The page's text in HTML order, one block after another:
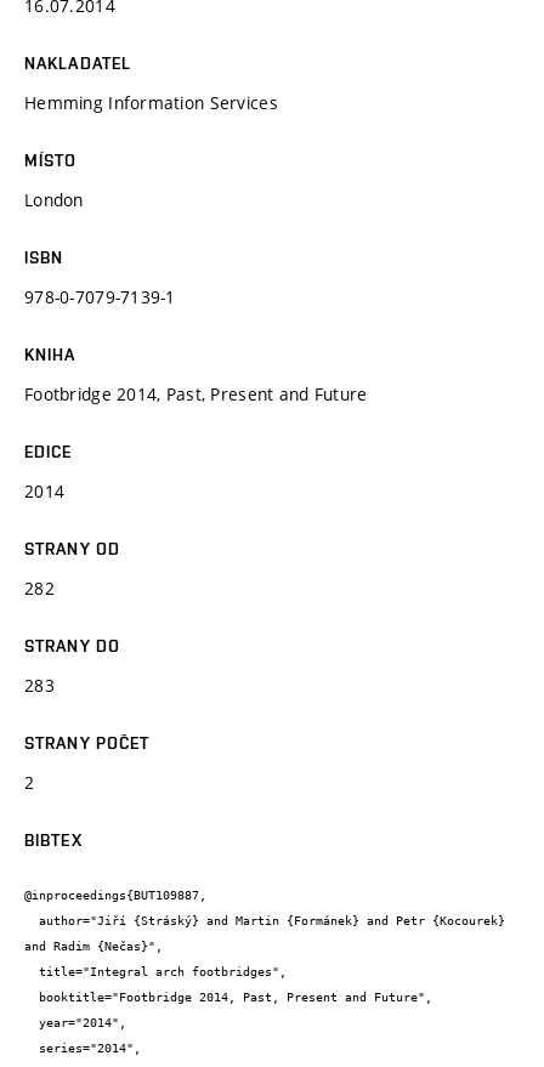
16.07.2014
NAKLADATEL
Hemming Information Services
MÍSTO
London
ISBN
978-0-7079-7139-1
KNIHA
Footbridge 2014, Past, Present and Future
EDICE
2014
STRANY OD
282
STRANY DO
283
STRANY POČET
2
BIBTEX
@inproceedings{BUT109887,
and Radim {Nečas}",